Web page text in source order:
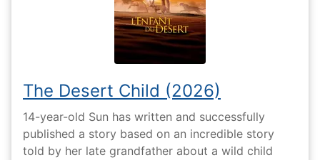
The Desert Child (2026)
14-year-old Sun has written and successfully
published a story based on an incredible story
told by her late grandfather about a wild child